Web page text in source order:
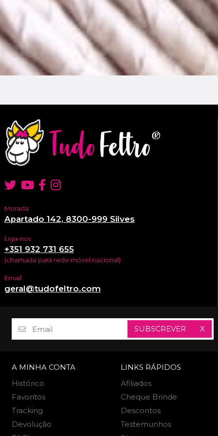
Morada
Apartado 142, 8300-999 Silves
Liga-nos
+351 932 731 655
(chamada para rede móvel nacional)
Email
geral@tudofeltro.com
SUBSCREVER X
A MINHA CONTA
Histórico
Favoritos
Tracking
Devolução
LINKS RÁPIDOS
Afiliados
Cheque Brinde
Descontos
Testemunhos